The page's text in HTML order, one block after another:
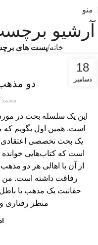
منو
آرشیو
خانه پست های
18
دسامبر
فرهنگی و اجتماعی
دو
این یک سلسله بحث در
است. همین اول بگویم
یک بحث تخصصی
است که کتاب‌هایی
از آن با اهالی هر دو
رفاقت داشته است. من
حقانیت یک مذهب یا
منظر رفتاری